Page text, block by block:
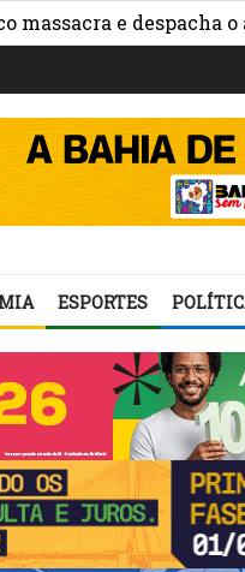
e despacha o
ESPORTES